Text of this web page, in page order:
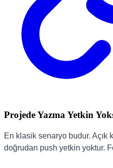
Projede Yazma Yetkin
En klasik senaryo budur.
doğrudan push yetkin yoktur.